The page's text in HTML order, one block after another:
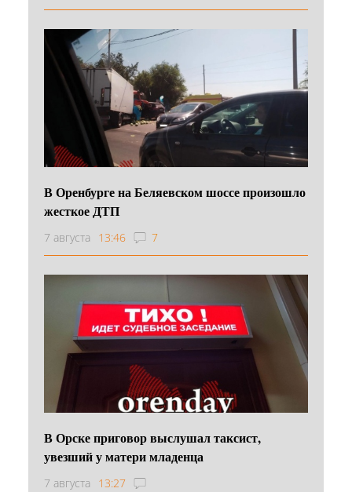
В Оренбурге на Беляевском шоссе произошло
жесткое ДТП
7 августа 13:46 7
В Орске приговор выслушал таксист,
увезший у матери младенца
7 августа 13:27